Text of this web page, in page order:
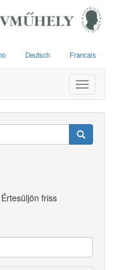
Deutsch Francais
Toggle
friss